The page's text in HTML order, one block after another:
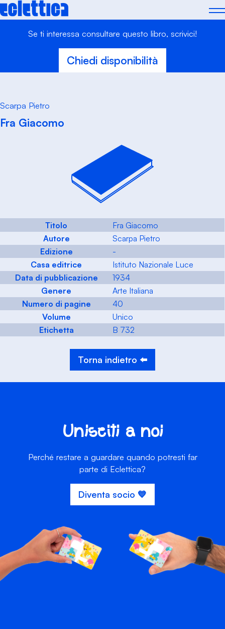
Skip
to
Se ti interessa consultare questo libro, scrivici!
Chiedi disponibilità
Scarpa Pietro
Fra Giacomo
Titolo
Fra Giacomo
Autore
Scarpa Pietro
Edizione
-
Casa editrice
Istituto Nazionale Luce
Data di pubblicazione
1934
Genere
Arte Italiana
Numero di pagine
40
Volume
Unico
Etichetta
B 732
Torna indietro ⬅️
Unisciti a noi
Perché restare a guardare quando potresti far
parte di Eclettica?
Diventa socio 💙